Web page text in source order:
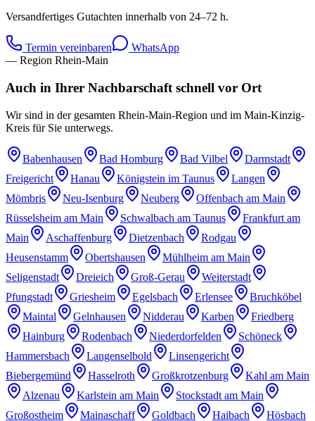
Versandfertiges Gutachten innerhalb von 24–72 h.
Termin vereinbaren
WhatsApp
— Region Rhein-Main
Auch in Ihrer Nachbarschaft schnell vor Ort
Wir sind in der gesamten Rhein-Main-Region und im Main-Kinzig-
Kreis für Sie unterwegs.
Babenhausen Bad Homburg Bad Vilbel
Darmstadt
Freigericht
Hanau Königstein im Taunus
Langen
Mömbris
Neu-Isenburg Neuberg
Offenbach am Main
Rüsselsheim am Main
Schwalbach am Taunus
Frankfurt am
Main
Aschaffenburg Dietzenbach
Rodgau
Heusenstamm
Obertshausen
Mühlheim am Main
Seligenstadt
Dreieich Groß-Gerau
Weiterstadt
Pfungstadt
Griesheim Egelsbach Erlensee
Bruchköbel
Maintal
Gelnhausen Nidderau Karben
Friedberg
Hainburg
Rodenbach Niederdorfelden
Schöneck
Hammersbach
Langenselbold
Linsengericht
Biebergemünd
Hasselroth Großkrotzenburg
Kahl am Main
Alzenau
Karlstein am Main
Stockstadt am Main
Großostheim
Mainaschaff Goldbach Haibach Hösbach